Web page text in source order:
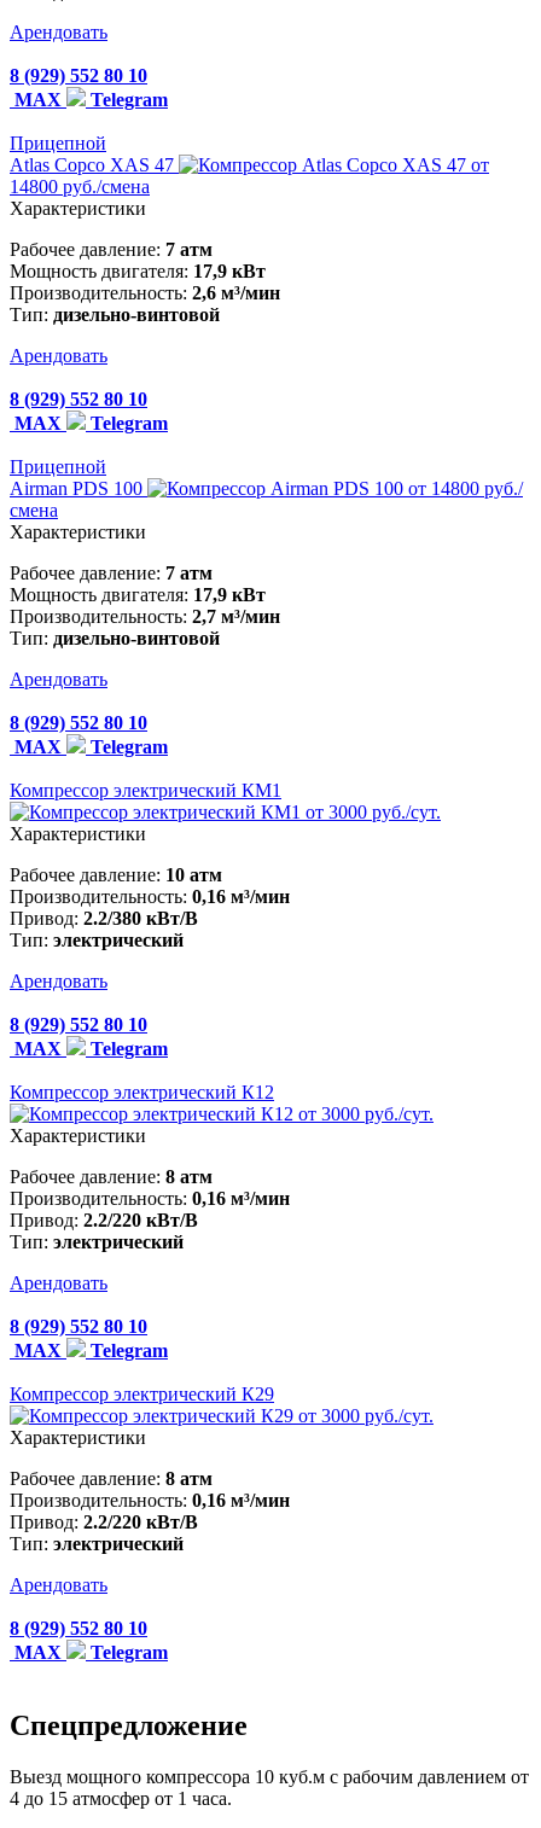
Арендовать
8 (929) 552 80 10
MAX
Telegram
Прицепной
Atlas Copco XAS 47
от
14800 руб./смена
Характеристики
Рабочее давление: 7 атм
Мощность двигателя: 17,9 кВт
Производительность: 2,6 м³/мин
Тип: дизельно-винтовой
Арендовать
8 (929) 552 80 10
MAX
Telegram
Прицепной
Airman PDS 100
от 14800 руб./
смена
Характеристики
Рабочее давление: 7 атм
Мощность двигателя: 17,9 кВт
Производительность: 2,7 м³/мин
Тип: дизельно-винтовой
Арендовать
8 (929) 552 80 10
MAX
Telegram
Компрессор электрический КМ1
от 3000 руб./сут.
Характеристики
Рабочее давление: 10 атм
Производительность: 0,16 м³/мин
Привод: 2.2/380 кВт/В
Тип: электрический
Арендовать
8 (929) 552 80 10
MAX
Telegram
Компрессор электрический К12
от 3000 руб./сут.
Характеристики
Рабочее давление: 8 атм
Производительность: 0,16 м³/мин
Привод: 2.2/220 кВт/В
Тип: электрический
Арендовать
8 (929) 552 80 10
MAX
Telegram
Компрессор электрический К29
от 3000 руб./сут.
Характеристики
Рабочее давление: 8 атм
Производительность: 0,16 м³/мин
Привод: 2.2/220 кВт/В
Тип: электрический
Арендовать
8 (929) 552 80 10
MAX
Telegram
Спецпредложение
Выезд мощного компрессора 10 куб.м с рабочим давлением от
4 до 15 атмосфер от 1 часа.